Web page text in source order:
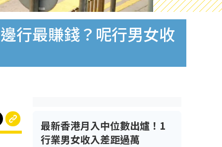
行最賺錢？呢行男女收
最新香港月入中位數出爐！1
行業男女收入差距過萬